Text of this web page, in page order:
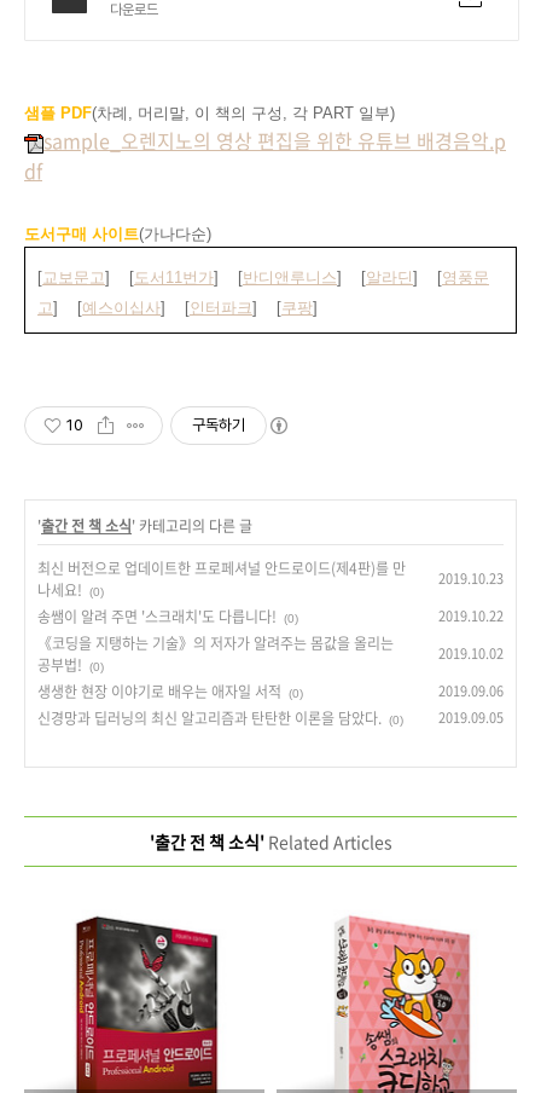
다운로드
샘플 PDF(차례, 머리말, 이 책의 구성, 각 PART 일부)
sample_오렌지노의 영상 편집을 위한 유튜브 배경음악.p
df
도서구매 사이트(가나다순)
[교보문고] [도서11번가] [반디앤루니스] [알라딘] [영풍문
고] [예스이십사] [인터파크] [쿠팡]
10 구독하기
'출간 전 책 소식' 카테고리의 다른 글
최신 버전으로 업데이트한 프로페셔널 안드로이드(제4판)를 만
나세요!
(0)
2019.10.23
송쌤이 알려 주면 '스크래치'도 다릅니다! (0) 2019.10.22
《코딩을 지탱하는 기술》의 저자가 알려주는 몸값을 올리는
공부법!
(0)
2019.10.02
생생한 현장 이야기로 배우는 애자일 서적 (0) 2019.09.06
신경망과 딥러닝의 최신 알고리즘과 탄탄한 이론을 담았다. (0) 2019.09.05
'출간 전 책 소식'Related Articles